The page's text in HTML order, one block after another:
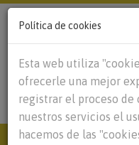
Política de cookies
Esta web utiliza
ofrecerle una mejor
registrar el proceso de
nuestros servicios el
hacemos de las